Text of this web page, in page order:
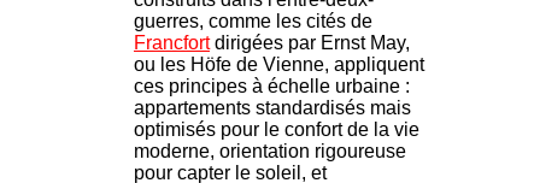
guerres, comme les cités de
Francfortdirigées par Ernst May,
ou les Höfe de Vienne, appliquent
ces principes à échelle urbaine :
appartements standardisés mais
optimisés pour le confort de la vie
moderne, orientation rigoureuse
pour capter le soleil, et